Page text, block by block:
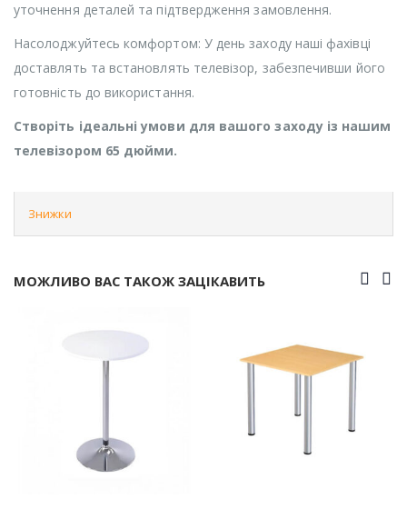
уточнення деталей та підтвердження замовлення.
Насолоджуйтесь комфортом: У день заходу наші фахівці
доставлять та встановлять телевізор, забезпечивши його
готовність до використання.
Створіть ідеальні умови для вашого заходу із нашим
телевізором 65 дюйми.
Знижки
МОЖЛИВО ВАС ТАКОЖ ЗАЦІКАВИТЬ